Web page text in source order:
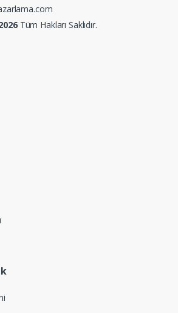
Tüm Hakları Saklıdır.